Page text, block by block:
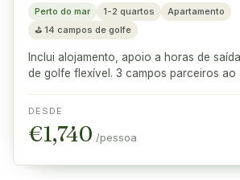
Perto do mar
1-2 quartos
Apartamento
⛳ 14 campos de golfe
Inclui alojamento, apoio a horas de
de golfe flexível. 3 campos parceiros ao
DESDE
€1,740 /pessoa